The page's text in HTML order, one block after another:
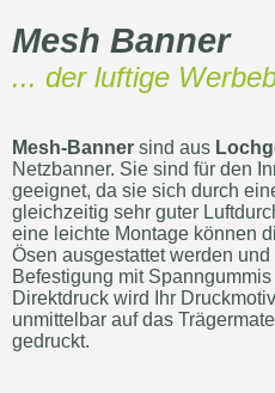
Mesh Banner
... der luftige
Mesh-Banner sind aus
Netzbanner. Sie sind für den
geeignet, da sie sich durch
gleichzeitig sehr guter
eine leichte Montage können
Ösen ausgestattet werden
Befestigung mit Spanngummis
Direktdruck wird Ihr
unmittelbar auf das
gedruckt.